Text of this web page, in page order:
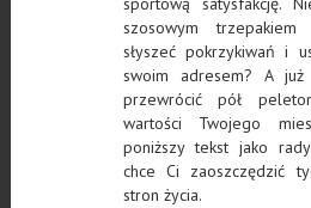
szosowym
słyszeć pokrzykiwań i
swoim adresem? A
przewrócić pół
wartości Twojego
poniższy tekst jako
chce Ci zaoszczędzić
stron życia.